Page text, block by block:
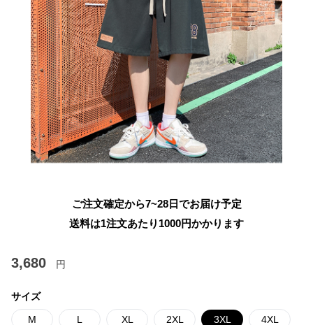
ご注文確定から7~28日でお届け予定
送料は1注文あたり 1000円かかります
3,680 円
サイズ
M L XL 2XL 3XL 4XL